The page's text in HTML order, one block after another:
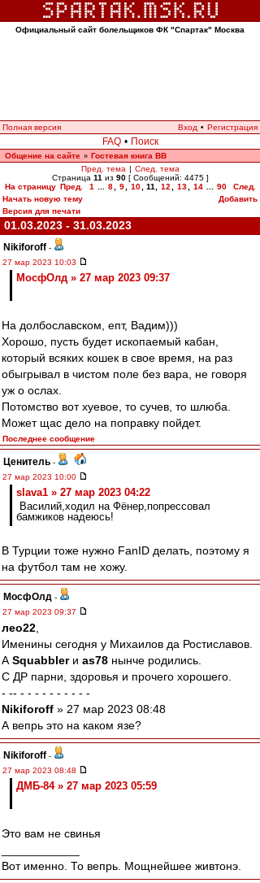
Официальный сайт болельщиков ФК "Спартак" Москва
Полная версия Вход • Регистрация
FAQ • Поиск
Общение на сайте » Гостевая книга ВВ
Пред. тема | След. тема
Страница 11 из 90[ Сообщений: 4475 ]
На страницу Пред. 1 8 9 10 11 12 13 14 90
След.
Начать новую тему
Добавить
Версия для печати
01.03.2023 - 31.03.2023
Nikiforoff -
27 мар 2023 10:03
МосфОлд » 27 мар 2023 09:37
На долбославском, епт, Вадим)))
Хорошо, пусть будет ископаемый кабан,
который всяких кошек в свое время, на раз
обыгрывал в чистом поле без вара, не говоря
уж о ослах.
Потомство вот хуевое, то сучев, то шлюба.
Может щас дело на поправку пойдет.
Последнее сообщение
Ценитель -
27 мар 2023 10:00
slava1 » 27 мар 2023 04:22
Василий,ходил на Фёнер,попрессовал
бaмжиков надеюсь!
В Турции тоже нужно FanID делать, поэтому я
на футбол там не хожу.
МосфОлд -
27 мар 2023 09:37
лео22
Именины сегодня у Михаилов да Ростиславов.
А Squabblerи as78 нынче родились.
С ДР парни, здоровья и прочего хорошего.
- -- - - - - - - - - - -
Nikiforoff » 27 мар 2023 08:48
А вепрь это на каком язе?
Nikiforoff -
27 мар 2023 08:48
ДМБ-84 » 27 мар 2023 05:59
Это вам не свинья
Вот именно. То вепрь. Мощнейшее живтонэ.